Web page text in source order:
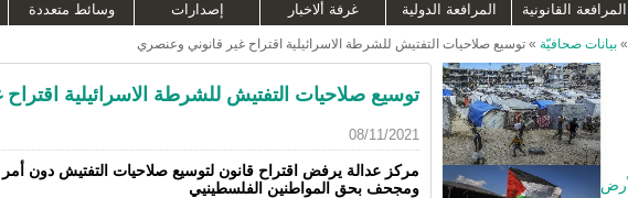
المرافعة القانونية المرافعة الدولية غرفة ألاخبار إصدارات وسائط متعددة
» بيانات صحافيّة » توسيع صلاحيات التفتيش للشرطة الاسرائيلية اقتراح غير قانوني وعنصري
توسيع صلاحيات التفتيش للشرطة الاسرائيلية
08/11/2021
مركز عدالة يرفض اقتراح قانون لتوسيع صلاحيات التفتيش دون
ومجحف بحق المواطنين الفلسطينيي